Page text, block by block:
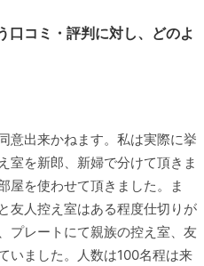
口コミ・評判に対し、どのよ
意出来かねます。私は実際に挙
室を新郎、新婦で分けて頂きま
屋を使わせて頂きました。ま
友人控え室はある程度仕切りが
プレートにて親族の控え室、友
いました。人数は100名程は来